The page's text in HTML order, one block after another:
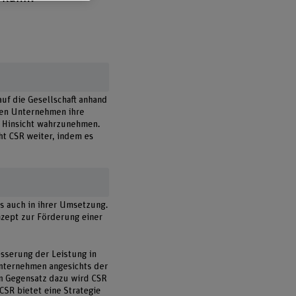
die Gesellschaft anhand
Unternehmen ihre
wahrzunehmen.
CSR weiter, indem es
auch in ihrer Umsetzung.
zur Förderung einer
der Leistung in
angesichts der
dazu wird CSR
bietet eine Strategie